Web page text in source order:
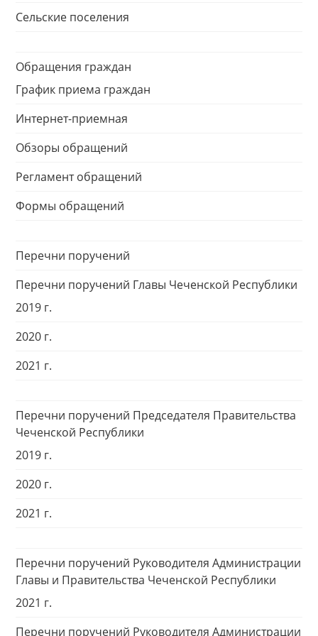
Сельские поселения
Обращения граждан
График приема граждан
Интернет-приемная
Обзоры обращений
Регламент обращений
Формы обращений
Перечни поручений
Перечни поручений Главы Чеченской Республики
2019 г.
2020 г.
2021 г.
Перечни поручений Председателя Правительства
Чеченской Республики
2019 г.
2020 г.
2021 г.
Перечни поручений Руководителя Администрации
Главы и Правительства Чеченской Республики
2021 г.
Перечни поручений Руководителя Администрации